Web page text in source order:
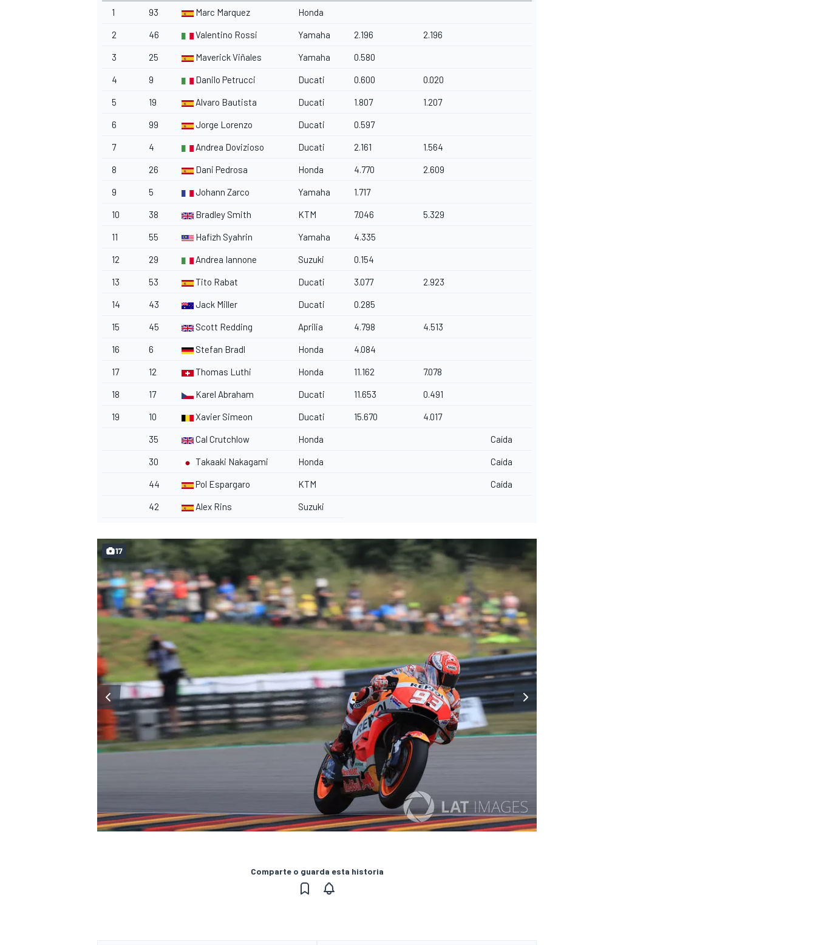
MÁS CATEGORÍAS
1 93 Marc Marquez Honda
2 46 Valentino Rossi Yamaha 2.196 2.196
3 25 Maverick Viñales Yamaha 0.580
4 9 Danilo Petrucci Ducati 0.600 0.020
5 19 Alvaro Bautista Ducati 1.807 1.207
6 99 Jorge Lorenzo Ducati 0.597
7 4 Andrea Dovizioso Ducati 2.161 1.564
8 26 Dani Pedrosa Honda 4.770 2.609
9 5 Johann Zarco Yamaha 1.717
10 38 Bradley Smith KTM 7.046 5.329
11 55 Hafizh Syahrin Yamaha 4.335
12 29 Andrea Iannone Suzuki 0.154
13 53 Tito Rabat Ducati 3.077 2.923
14 43 Jack Miller Ducati 0.285
15 45 Scott Redding Aprilia 4.798 4.513
16 6 Stefan Bradl Honda 4.084
17 12 Thomas Luthi Honda 11.162 7.078
18 17 Karel Abraham Ducati 11.653 0.491
19 10 Xavier Simeon Ducati 15.670 4.017
35 Cal Crutchlow Honda Caída
30 Takaaki Nakagami Honda Caída
44 Pol Espargaro KTM Caída
42 Alex Rins Suzuki
17
Comparte o guarda esta historia